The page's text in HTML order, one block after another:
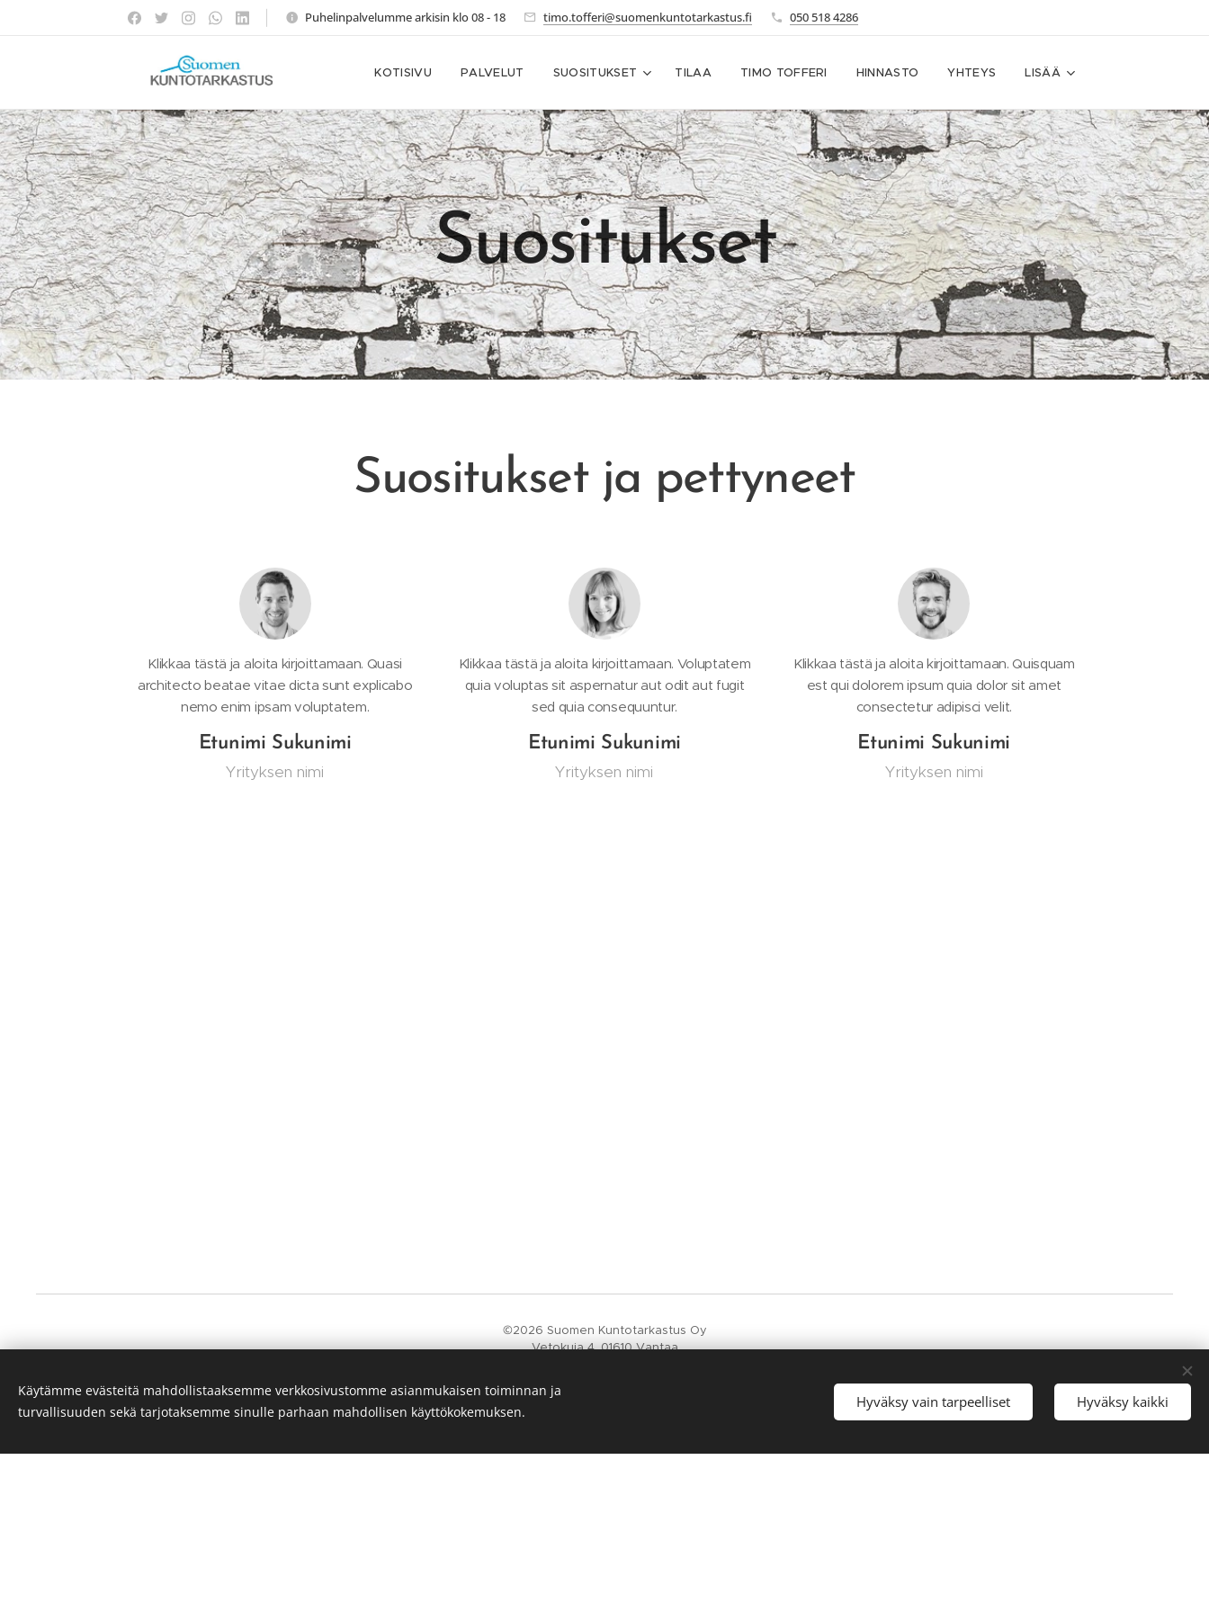
Puhelinpalvelumme arkisin klo 08 - 18 timo.tofferi@suomenkuntotarkastus.fi 050 518 4286
KOTISIVU PALVELUT SUOSITUKSET TILAA TIMO TOFFERI HINNASTO YHTEYS LISÄÄ
Suositukset
Suositukset ja pettyneet
Klikkaa tästä ja aloita kirjoittamaan. Quasi
architecto beatae vitae dicta sunt explicabo
nemo enim ipsam voluptatem.
Etunimi Sukunimi
Yrityksen nimi
Klikkaa tästä ja aloita kirjoittamaan. Voluptatem
quia voluptas sit aspernatur aut odit aut fugit
sed quia consequuntur.
Etunimi Sukunimi
Yrityksen nimi
Klikkaa tästä ja aloita kirjoittamaan. Quisquam
est qui dolorem ipsum quia dolor sit amet
consectetur adipisci velit.
Etunimi Sukunimi
Yrityksen nimi
©2026 Suomen Kuntotarkastus Oy
Vetokuja 4, 01610 Vantaa
Verkkolaskuosoite 003733800039 Välittäjätunnus 003723327487 Verkkolaskuvälittäjä: APIX Messaging Oy
timo.tofferi@suomenkuntotarkastus.fi
Käytämme evästeitä mahdollistaaksemme verkkosivustomme asianmukaisen toiminnan ja
turvallisuuden sekä tarjotaksemme sinulle parhaan mahdollisen käyttökokemuksen.
Hyväksy vain tarpeelliset Hyväksy kaikki